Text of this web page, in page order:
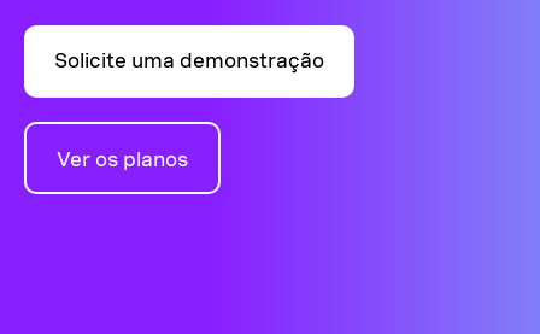
Solicite uma demonstração
Ver os planos